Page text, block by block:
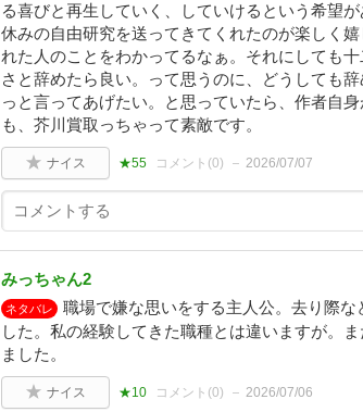
る喜びと再生していく、していけるという希望
休みの自由研究を送ってきてくれたのが楽しく
れた人のことをわかってるなぁ。それにしても
さと辞めたら良い。って思うのに、どうしても
っと言ってあげたい。と思っていたら、作者自
も、芥川賞取っちゃって素敵です。
ナイス ★55 コメント(0) 2026/07/07
みっちゃん2
ネタバレ
職場で嫌な思いをする主人公。去り際
した。私の経験してきた職種とは違いますが。
ました。
ナイス ★10 コメント(0) 2026/07/06